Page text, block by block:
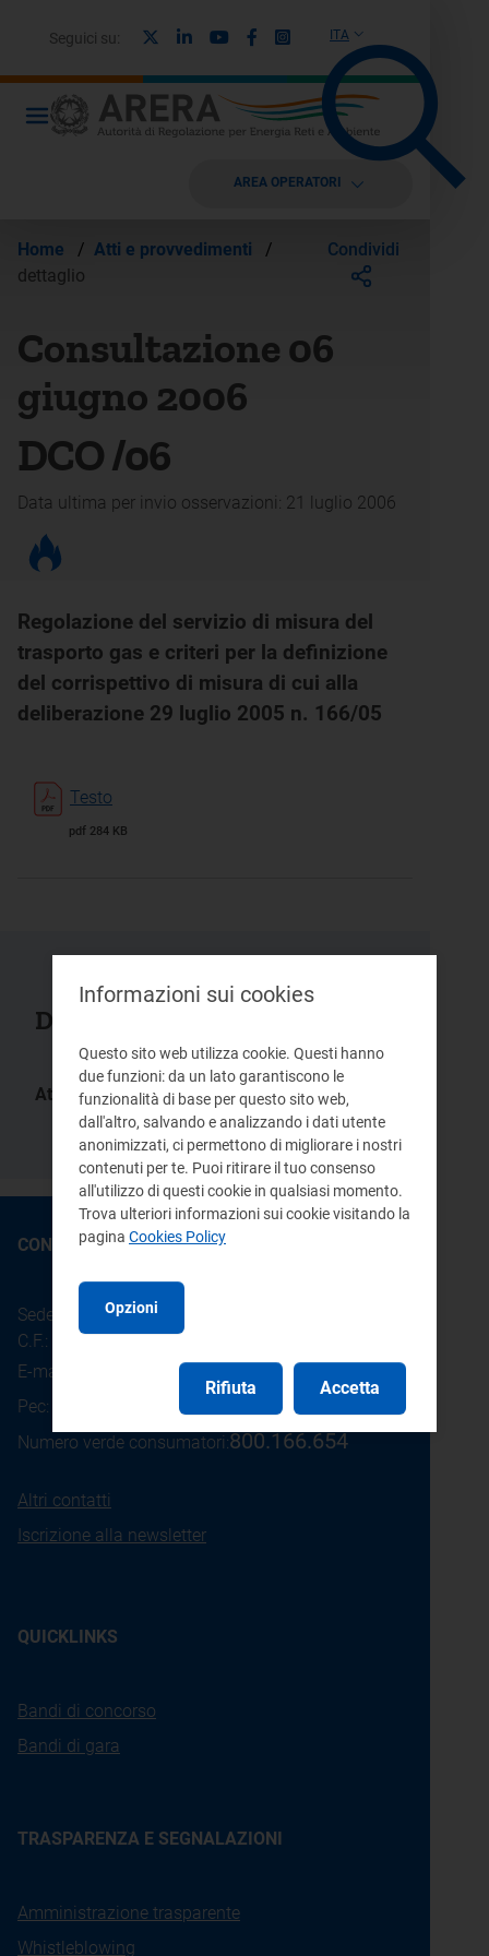
ITA
Seguici su: LinkedinYoutubeFacebook
Instagram
AREA OPERATORI
Home / Atti e provvedimenti
/
dettaglio
Condividi
Consultazione 06
giugno 2006
DCO /06
Data ultima per invio osservazioni: 21 luglio 2006
Regolazione del servizio di misura del
trasporto gas e criteri per la definizione
del corrispettivo di misura di cui alla
deliberazione 29 luglio 2005 n. 166/05
Testo
pdf 284 KB
Documenti collegati
Atti:
Delibera/Provvedimento
234/05
DCO
26/05/2005
CONTATTI
Sede legale: Piazza Cavour 5 - 20121 - Milano
C.F.: 97190020152
E-mail:
info@arera.it
Pec:
protocollo@pec.arera.it
Numero verde consumatori:800.166.654
Altri contatti
Iscrizione alla newsletter
QUICKLINKS
Bandi di concorso
Bandi di gara
TRASPARENZA E SEGNALAZIONI
Amministrazione trasparente
Whistleblowing
Informazioni sui cookies
Questo sito web utilizza cookie. Questi hanno
due funzioni: da un lato garantiscono le
funzionalità di base per questo sito web,
dall'altro, salvando e analizzando i dati utente
anonimizzati, ci permettono di migliorare i nostri
contenuti per te. Puoi ritirare il tuo consenso
all'utilizzo di questi cookie in qualsiasi momento.
Trova ulteriori informazioni sui cookie visitando la
pagina Cookies Policy
Opzioni
Rifiuta Accetta